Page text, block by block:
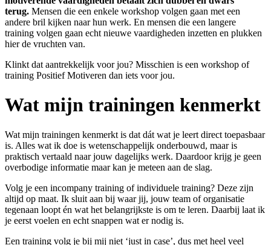
terug. Mensen die een enkele workshop volgen gaan met een
andere bril kijken naar hun werk. En mensen die een langere
training volgen gaan echt nieuwe vaardigheden inzetten en plukken
hier de vruchten van.
Klinkt dat aantrekkelijk voor jou? Misschien is een workshop of
training Positief Motiveren dan iets voor jou.
Wat mijn trainingen kenmerkt
Wat mijn trainingen kenmerkt is dat dát wat je leert direct toepasbaar
is. Alles wat ik doe is wetenschappelijk onderbouwd, maar is
praktisch vertaald naar jouw dagelijks werk. Daardoor krijg je geen
overbodige informatie maar kan je meteen aan de slag.
Volg je een incompany training of individuele training? Deze zijn
altijd op maat. Ik sluit aan bij waar jij, jouw team of organisatie
tegenaan loopt én wat het belangrijkste is om te leren. Daarbij laat ik
je eerst voelen en echt snappen wat er nodig is.
Een training volg je bij mij niet ‘just in case’, dus met heel veel